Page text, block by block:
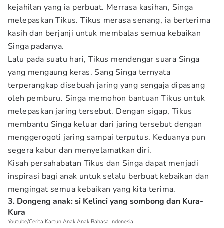
kejahilan yang ia perbuat. Merrasa kasihan, Singa
melepaskan Tikus. Tikus merasa senang, ia berterima
kasih dan berjanji untuk membalas semua kebaikan
Singa padanya.
Lalu pada suatu hari, Tikus mendengar suara Singa
yang mengaung keras. Sang Singa ternyata
terperangkap disebuah jaring yang sengaja dipasang
oleh pemburu. Singa memohon bantuan Tikus untuk
melepaskan jaring tersebut. Dengan sigap, Tikus
membantu Singa keluar dari jaring tersebut dengan
menggerogoti jaring sampai terputus. Keduanya pun
segera kabur dan menyelamatkan diri.
Kisah persahabatan Tikus dan Singa dapat menjadi
inspirasi bagi anak untuk selalu berbuat kebaikan dan
mengingat semua kebaikan yang kita terima.
3. Dongeng anak: si Kelinci yang sombong dan Kura-
Kura
Youtube/Cerita Kartun Anak Anak Bahasa Indonesia